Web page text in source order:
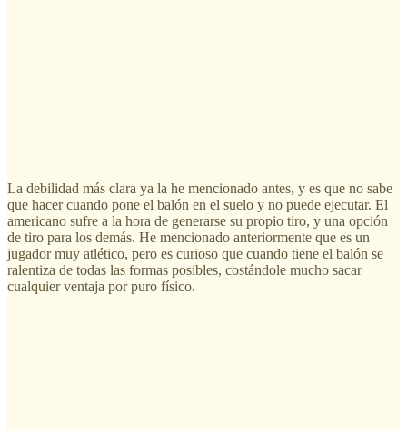
La debilidad más clara ya la he mencionado antes, y es que no sabe
que hacer cuando pone el balón en el suelo y no puede ejecutar. El
americano sufre a la hora de generarse su propio tiro, y una opción
de tiro para los demás. He mencionado anteriormente que es un
jugador muy atlético, pero es curioso que cuando tiene el balón se
ralentiza de todas las formas posibles, costándole mucho sacar
cualquier ventaja por puro físico.